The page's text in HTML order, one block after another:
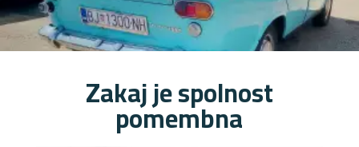
Zakaj je spolnost
pomembna